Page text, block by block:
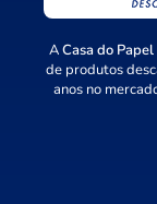
ACasa do Papel
de produtos
anos no